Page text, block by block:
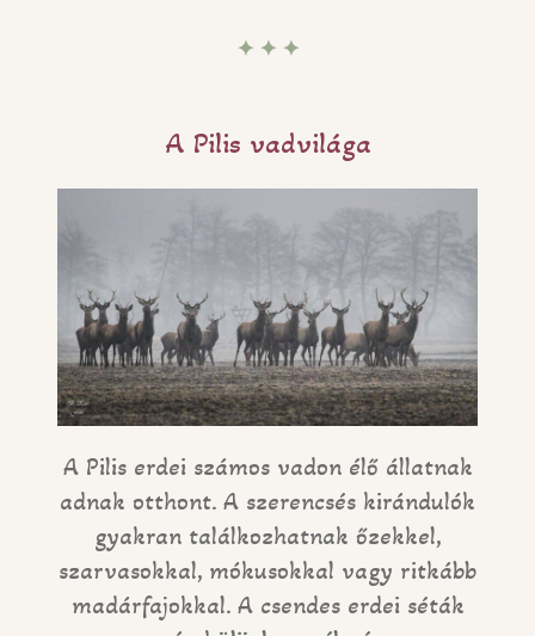
✦ ✦ ✦
A Pilis vadvilága
A Pilis erdei számos vadon élő állatnak
adnak otthont. A szerencsés kirándulók
gyakran találkozhatnak őzekkel,
szarvasokkal, mókusokkal vagy ritkább
madárfajokkal. A csendes erdei séták